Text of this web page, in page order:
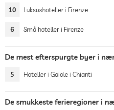
10 Luksushoteller i Firenze
6 Små hoteller i Firenze
De mest efterspurgte byer i
5 Hoteller i Gaiole i Chianti
De smukkeste ferieregioner i